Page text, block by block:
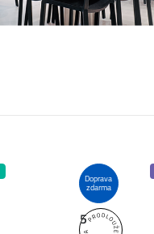
Doprava
zdarma
5